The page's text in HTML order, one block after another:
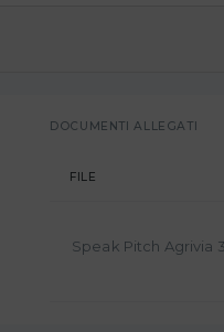
DOCUMENTI ALLEGATI
FILE
Speak Pitch Agrivia